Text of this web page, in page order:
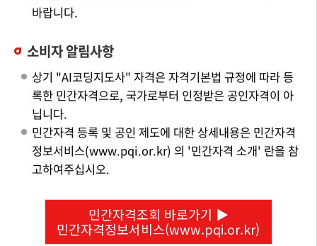
바랍니다.
소비자 알림사항
상기 "AI코딩지도사" 자격은 자격기본법 규정에 따라 등
록한 민간자격으로, 국가로부터 인정받은 공인자격이 아
닙니다.
민간자격 등록 및 공인 제도에 대한 상세내용은 민간자격
정보서비스(www.pqi.or.kr) 의 '민간자격 소개' 란을 참
고하여주십시오.
민간자격조회 바로가기 ▶
민간자격정보서비스(www.pqi.or.kr)